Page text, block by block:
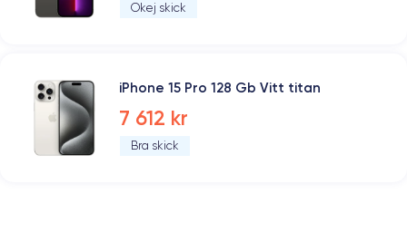
Okej skick
iPhone 15 Pro 128 Gb Vitt titan
7 612 kr
Bra skick